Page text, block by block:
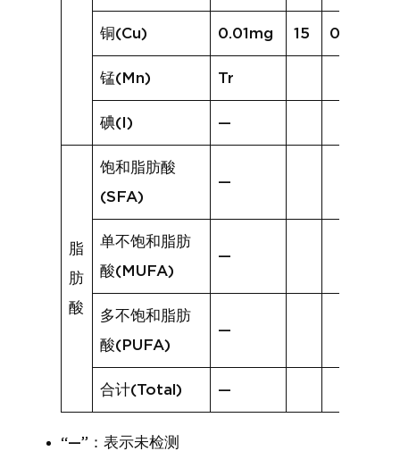
铜(Cu) 0.01mg 15 0.02mg
锰(Mn) Tr
碘(I) —
脂
肪
酸
饱和脂肪酸
(SFA)
—
单不饱和脂肪
酸(MUFA)
—
多不饱和脂肪
酸(PUFA)
—
合计(Total) —
“—”：表示未检测